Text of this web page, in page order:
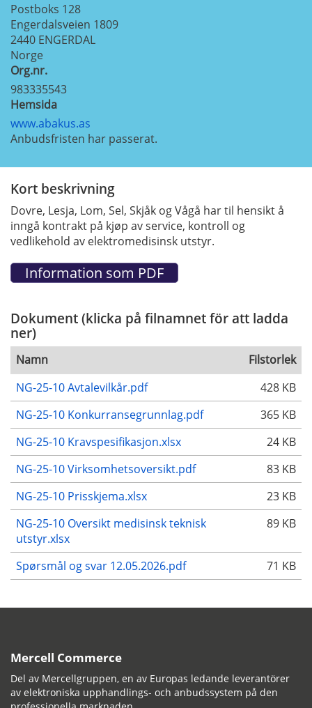
Postboks 128
Engerdalsveien 1809
2440 ENGERDAL
Norge
Org.nr.
983335543
Hemsida
www.abakus.as
Anbudsfristen har passerat.
Kort beskrivning
Dovre, Lesja, Lom, Sel, Skjåk og Vågå har til hensikt å
inngå kontrakt på kjøp av service, kontroll og
vedlikehold av elektromedisinsk utstyr.
Dokument (klicka på filnamnet för att ladda
ner)
Namn
Filstorlek
NG-25-10 Avtalevilkår.pdf
428 KB
NG-25-10 Konkurransegrunnlag.pdf
365 KB
NG-25-10 Kravspesifikasjon.xlsx
24 KB
NG-25-10 Virksomhetsoversikt.pdf
83 KB
NG-25-10 Prisskjema.xlsx
23 KB
NG-25-10 Oversikt medisinsk teknisk
utstyr.xlsx
89 KB
Spørsmål og svar 12.05.2026.pdf 71 KB
Mercell Commerce
Del av Mercellgruppen, en av Europas ledande leverantörer
av elektroniska upphandlings- och anbudssystem på den